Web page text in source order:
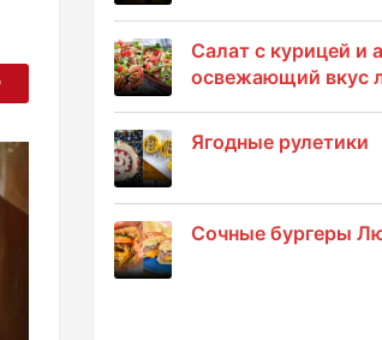
Салат с курицей и
освежающий вкус
Ягодные рулетики
Сочные бургеры